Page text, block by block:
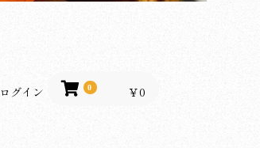
ログイン 0 ￥0